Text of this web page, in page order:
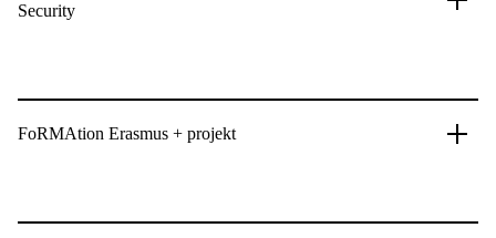
Security
FoRMAtion Erasmus + projekt